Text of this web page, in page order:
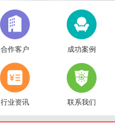
合作客户 成功案例
行业资讯 联系我们